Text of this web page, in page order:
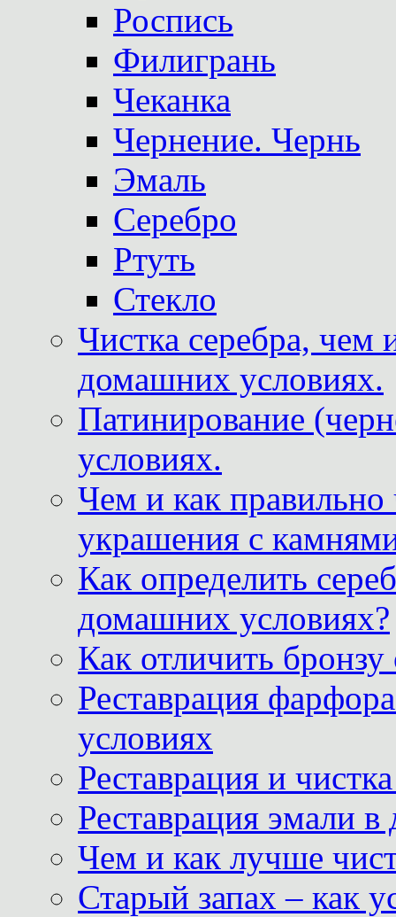
Роспись
Филигрань
Чеканка
Чернение. Чернь
Эмаль
Серебро
Ртуть
Стекло
Чистка серебра, чем
домашних условиях.
Патинирование
условиях.
Чем и как
украшения с
Как определить
домашних условиях?
Как отличить
Реставрация
условиях
Реставрация и
Реставрация эмали
Чем и как лучше
Старый запах – как